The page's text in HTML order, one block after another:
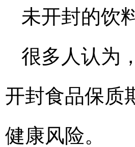
未开封的饮
很多人认为
开封食品保质
健康风险。